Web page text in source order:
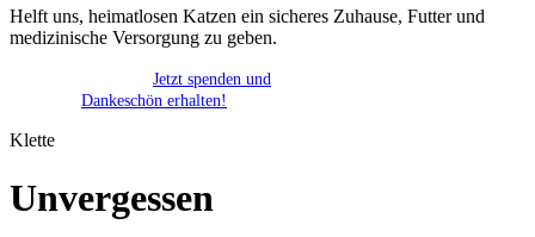
Helft uns, heimatlosen Katzen ein sicheres Zuhause, Futter und
medizinische Versorgung zu geben.
Jetzt spenden und
Dankeschön erhalten!
Klette
Unvergessen